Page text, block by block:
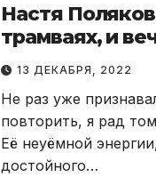
Настя
трамваях, и
13 ДЕКАБРЯ, 2022
Не раз уже
повторить, я рад
Её неуёмной
достойного…